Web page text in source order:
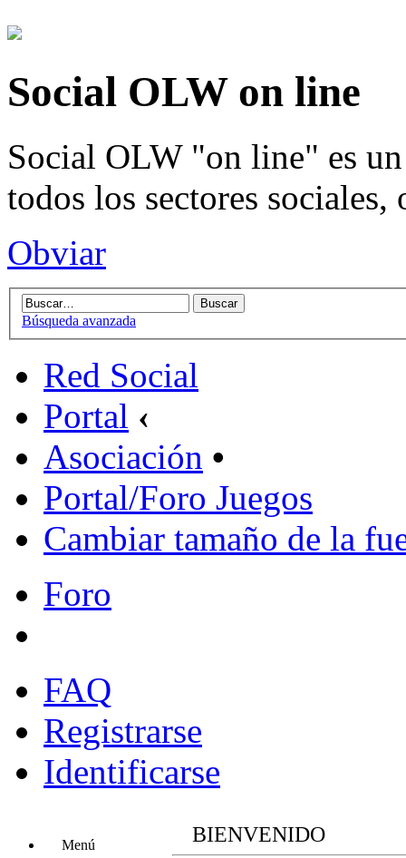
Social OLW on line
Social OLW "on line" es
todos los sectores sociales,
Obviar
Búsqueda avanzada
Red Social
Portal ‹
Asociación •
Portal/Foro Juegos
Cambiar tamaño de la
Foro
FAQ
Registrarse
Identificarse
Menú BIENVENIDO